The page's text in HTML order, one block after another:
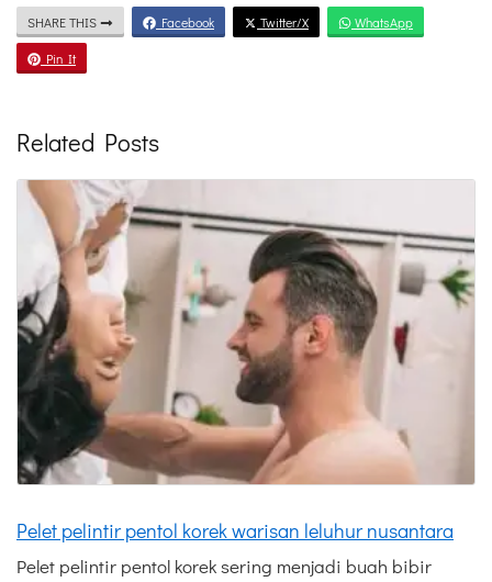
SHARE THIS Facebook Twitter/X WhatsApp
Pin It
Related Posts
Pelet pelintir pentol korek warisan leluhur nusantara
Pelet pelintir pentol korek sering menjadi buah bibir